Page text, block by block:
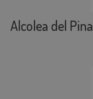
Alcolea del